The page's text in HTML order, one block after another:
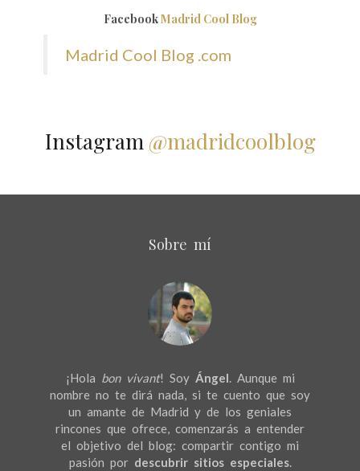
FacebookMadrid Cool Blog
Madrid Cool Blog .com
Instagram @madridcoolblog
Sobre mí
¡Hola bon vivant! Soy Ángel. Aunque mi
nombre no te dirá nada, si te cuento que soy
un amante de Madrid y de los geniales
rincones que ofrece, comenzarás a entender
el objetivo del blog: compartir contigo mi
pasión por descubrir sitios especiales.